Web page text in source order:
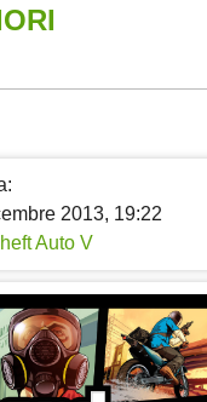
2013, 19:22
Auto V